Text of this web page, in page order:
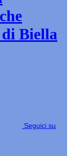
Biella
Seguici su